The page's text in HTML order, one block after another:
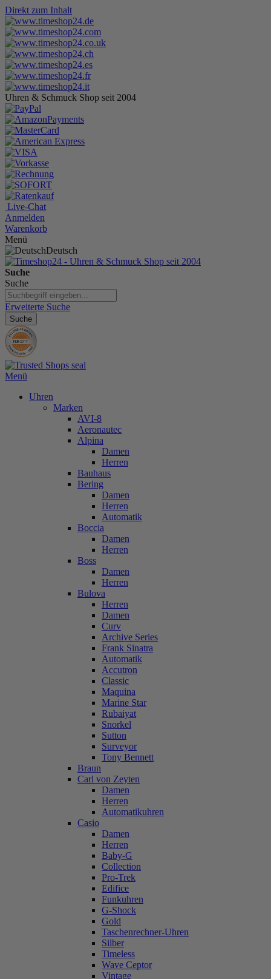
Direkt zum Inhalt
Uhren & Schmuck Shop seit 2004
Live-Chat
Anmelden
Warenkorb
Menü
Deutsch
Suche
Suche
Erweiterte Suche
Suche
Menü
Uhren
Marken
AVI-8
Aeronautec
Alpina
Damen
Herren
Bauhaus
Bering
Damen
Herren
Automatik
Boccia
Damen
Herren
Boss
Damen
Herren
Bulova
Herren
Damen
Curv
Archive Series
Frank Sinatra
Automatik
Accutron
Classic
Maquina
Marine Star
Rubaiyat
Snorkel
Sutton
Surveyor
Tony Bennett
Braun
Carl von Zeyten
Damen
Herren
Automatikuhren
Casio
Damen
Herren
Baby-G
Collection
Pro-Trek
Edifice
Funkuhren
G-Shock
Gold
Taschenrechner-Uhren
Silber
Timeless
Wave Ceptor
Vintage